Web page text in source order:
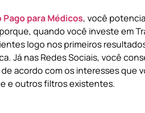
Pago para Médicos, você
quando você investe em
logo nos primeiros
Já nas Redes Sociais, você
acordo com os interesses que
e outros filtros existentes.